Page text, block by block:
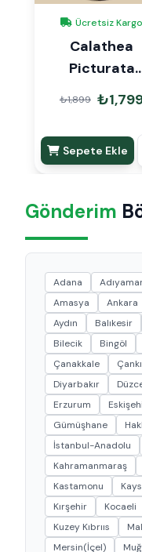
Ücretsiz Kargo
Calathea
Picturata
Crimson Dua
Çiçeği
₺1,899
Sepete Ekle
Gönderim
Adana
Amasya
Ankara
Aydın
Balıkesir
Bilecik
Bingöl
Çanakkale
Diyarbakır
Erzurum
Gümüşhane
İstanbul-Anadolu
Kahramanmaraş
Kastamonu
Kırşehir
Kocaeli
Kuzey Kıbrııs
Mersin(İçel)